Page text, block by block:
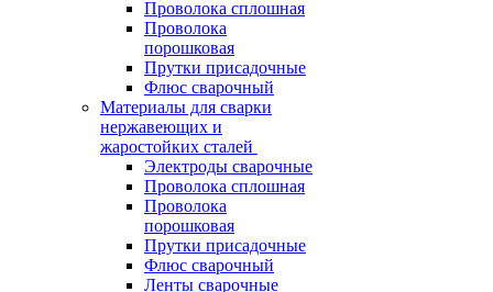
Проволока сплошная
Проволока
порошковая
Прутки присадочные
Флюс сварочный
Материалы для сварки
нержавеющих и
жаростойких сталей
Электроды сварочные
Проволока сплошная
Проволока
порошковая
Прутки присадочные
Флюс сварочный
Ленты сварочные